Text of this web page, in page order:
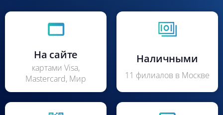
На сайте
картами Visa,
Mastercard, Мир
Наличными
11 филиалов в Москве